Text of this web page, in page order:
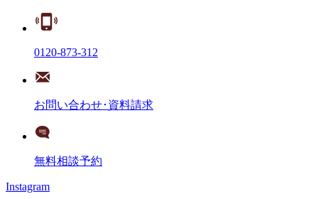
0120-873-312
お問い合わせ･資料請求
無料相談予約
Instagram